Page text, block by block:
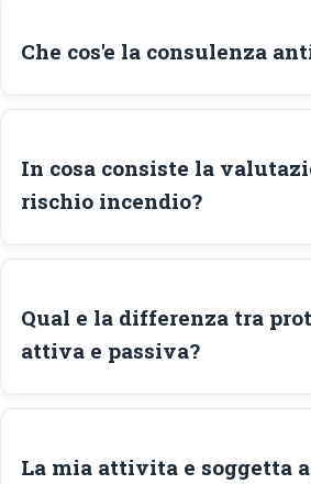
Che cos'e la consulenza
In cosa consiste la
rischio incendio?
Qual e la differenza tra
attiva e passiva?
La mia attivita e soggetta